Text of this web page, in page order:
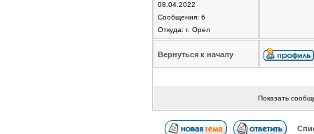
08.04.2022
Сообщения: 6
Откуда: г. Орел
Вернуться к началу
Показать